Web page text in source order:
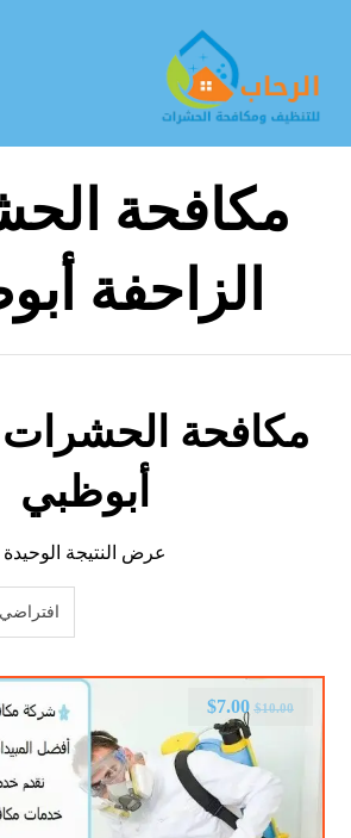
مكافحة
الزاحفة
مكافحة الحشرات
أبوظبي
عرض النتيجة الوحيدة
$10.00
$7.00